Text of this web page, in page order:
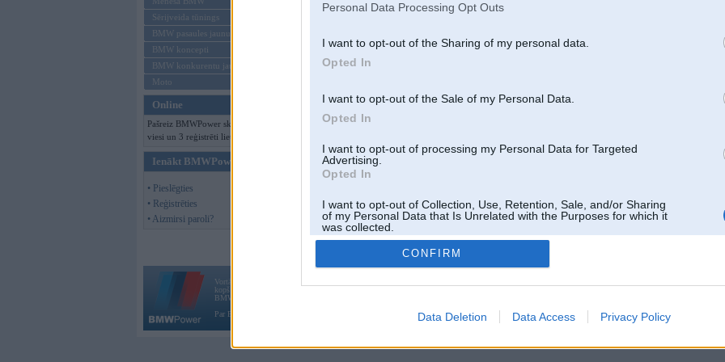
Personal Data Processing Opt Outs
I want to opt-out of the Sharing of my personal data.
Opted In
I want to opt-out of the Sale of my Personal Data.
Opted In
I want to opt-out of processing my Personal Data for Targeted
Advertising.
Opted In
I want to opt-out of Collection, Use, Retention, Sale, and/or Sharing
of my Personal Data that Is Unrelated with the Purposes for which it
was collected.
Opted Out
CONFIRM
Data Deletion Data Access Privacy Policy
Sērijveida tūnings
BMW pasaules jaunumi
BMW koncepti
BMW konkurentu jaunumi
Moto
Online
Pašreiz BMWPower skatās 132
viesi un 3 reģistrēti lietotāji.
Ienākt BMWPower
• Pieslēgties
• Reģistrēties
• Aizmirsi paroli?
Vortāls BMWPower.lv darbojas
kopš 2002. gada 14. maija. Tas nav auto klubs un nav saistīts ar
BMW AG.
Par BMWPower